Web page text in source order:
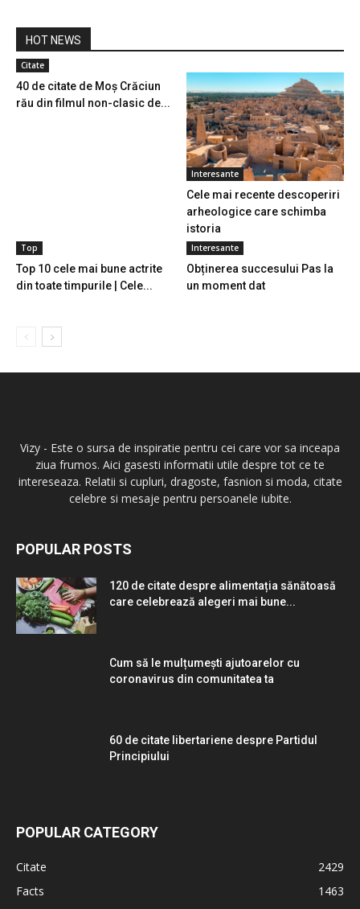
HOT NEWS
Citate
40 de citate de Moș Crăciun
rău din filmul non-clasic de...
Interesante
Cele mai recente descoperiri
arheologice care schimba
istoria
Top
Top 10 cele mai bune actrite
din toate timpurile | Cele...
Interesante
Obținerea succesului Pas la
un moment dat
Vizy - Este o sursa de inspiratie pentru cei care vor sa inceapa
ziua frumos. Aici gasesti informatii utile despre tot ce te
intereseaza. Relatii si cupluri, dragoste, fasnion si moda, citate
celebre si mesaje pentru persoanele iubite.
POPULAR POSTS
120 de citate despre alimentația sănătoasă
care celebrează alegeri mai bune...
Cum să le mulțumești ajutoarelor cu
coronavirus din comunitatea ta
60 de citate libertariene despre Partidul
Principiului
POPULAR CATEGORY
Citate
2429
Facts
1463